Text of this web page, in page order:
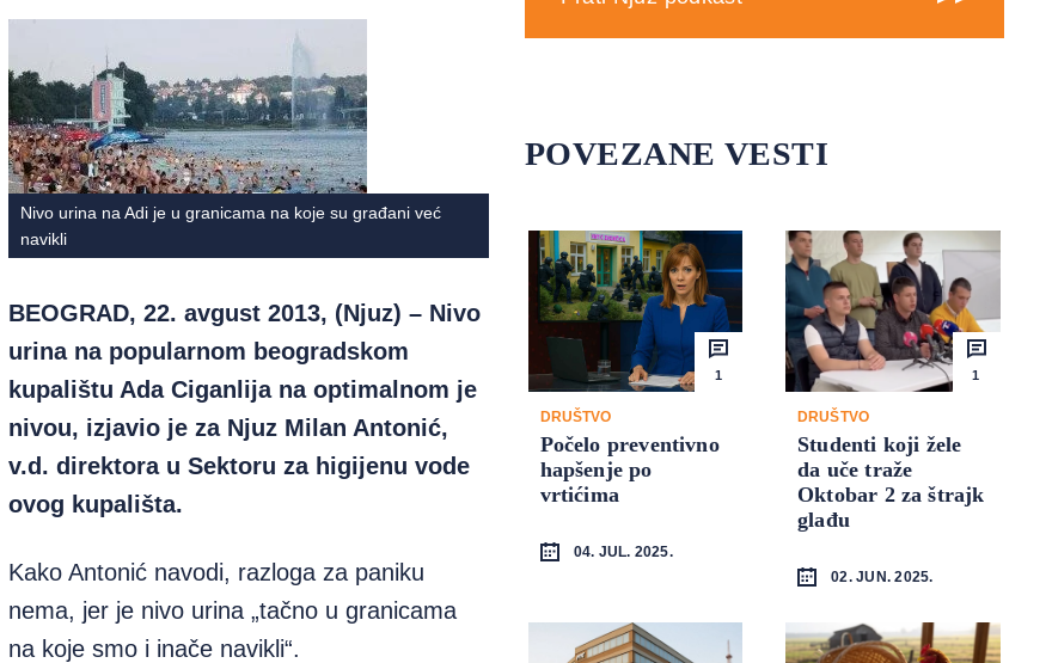
Nivo urina na Adi je u granicama na koje su građani već
navikli
BEOGRAD, 22. avgust 2013, (Njuz) – Nivo
urina na popularnom beogradskom
kupalištu Ada Ciganlija na optimalnom je
nivou, izjavio je za Njuz Milan Antonić,
v.d. direktora u Sektoru za higijenu vode
ovog kupališta.
Kako Antonić navodi, razloga za paniku
nema, jer je nivo urina „tačno u granicama
na koje smo i inače navikli“.
POVEZANE VESTI
1
DRUŠTVO
Počelo preventivno
hapšenje po
vrtićima
04. JUL. 2025.
1
DRUŠTVO
Studenti koji žele
da uče traže
Oktobar 2 za štrajk
glađu
02. JUN. 2025.